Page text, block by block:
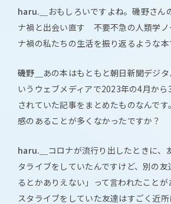
haru.＿
おもしろいですよね。磯野さん
ナ禍と出会い直す 不要不急の人類学
ナ禍の私たちの生活を振り返るような本
磯野＿
あの本はもともと朝日新聞デジ
いうウェブメディアで2023年の4月から
されていた記事をまとめたものなんで
感のあることが多くなかったですか？
haru.＿ コロナが流行り出したときに、
タライブをしていたんですけど、別の
るとかありえない」って言われたこと
スタライブをしていた友達はすごく近